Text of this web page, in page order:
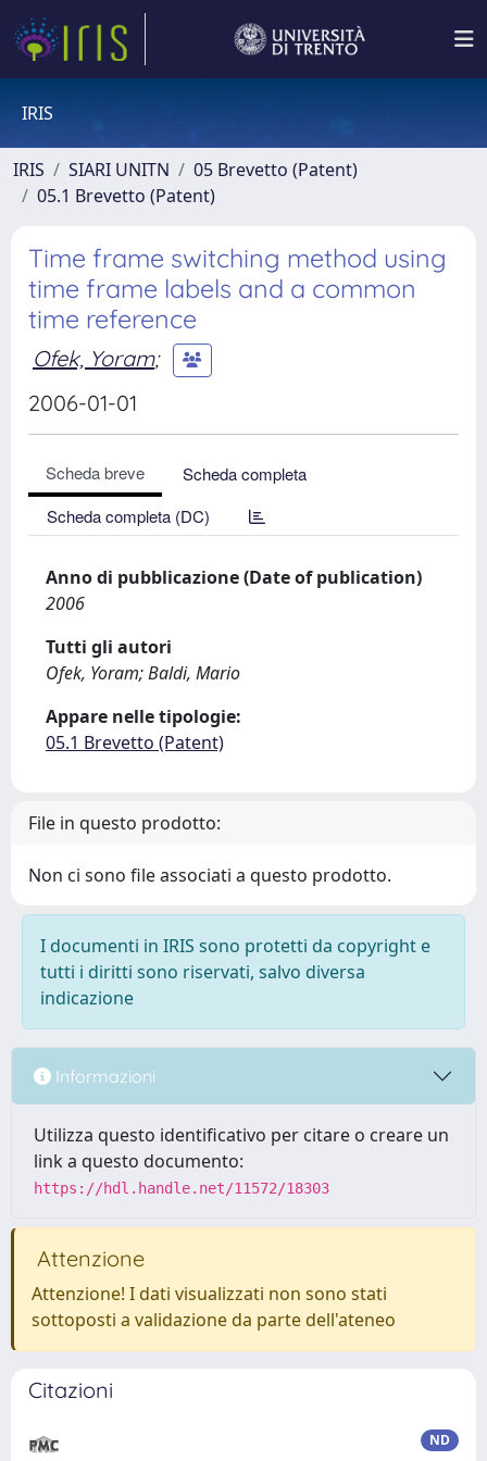
IRIS
IRIS SIARI UNITN
05 Brevetto (Patent)
05.1 Brevetto (Patent)
Time frame switching method using
time frame labels and a common
time reference
Ofek, Yoram;
2006-01-01
Scheda breve
Scheda completa
Scheda completa (DC)
Anno di pubblicazione (Date of publication)
2006
Tutti gli autori
Ofek, Yoram; Baldi, Mario
Appare nelle tipologie:
05.1 Brevetto (Patent)
File in questo prodotto:
Non ci sono file associati a questo prodotto.
I documenti in IRIS sono protetti da copyright e
tutti i diritti sono riservati, salvo diversa
indicazione
Informazioni
Utilizza questo identificativo per citare o creare un
link a questo documento:
https://hdl.handle.net/11572/18303
Attenzione
Attenzione! I dati visualizzati non sono stati
sottoposti a validazione da parte dell'ateneo
Citazioni
ND